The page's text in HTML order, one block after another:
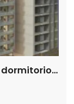
Departamento en Venta de 2 dormitorios en Edificio Molas 1321 – Barrio Mburucuya, Asunción- Paraguay